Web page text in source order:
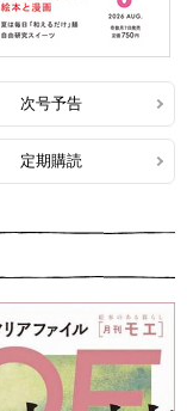
次号予告
定期購読